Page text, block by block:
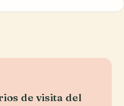
de visita del